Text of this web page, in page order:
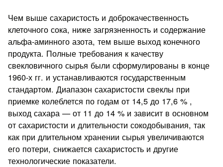
Чем выше сахаристость и доброкачественность
клеточного сока, ниже загрязненность и содержание
альфа-аминного азо­та, тем выше выход конечного
продукта. Полные требования к качеству
свекловичного сырья были сформулированы в конце
1960-х гг. и устанавливаются государственным
стандартом. Диапазон сахаристости свеклы при
приемке колеблется по го­дам от 14,5 до 17,6 % ,
выход сахара — от 11 до 14 % и зависит в основном
от сахаристости и длительности сокодобывания, так
как при длительном хранении сырья увеличиваются
его поте­ри, снижается сахаристость и другие
технологические показа­тели.